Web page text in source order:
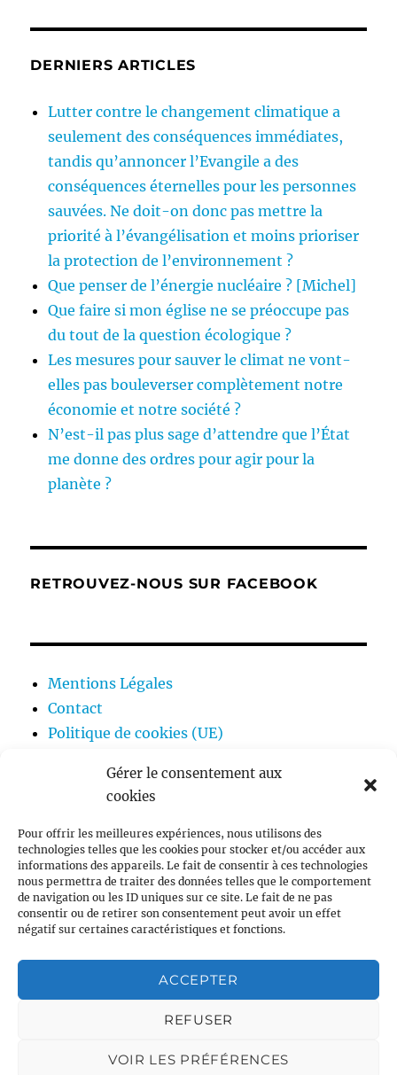
Gérer le consentement aux
cookies
Pour offrir les meilleures expériences, nous utilisons des
technologies telles que les cookies pour stocker et/ou accéder aux
informations des appareils. Le fait de consentir à ces technologies
nous permettra de traiter des données telles que le comportement
de navigation ou les ID uniques sur ce site. Le fait de ne pas
consentir ou de retirer son consentement peut avoir un effet
négatif sur certaines caractéristiques et fonctions.
ACCEPTER
REFUSER
VOIR LES PRÉFÉRENCES
DERNIERS ARTICLES
Lutter contre le changement climatique a
seulement des conséquences immédiates,
tandis qu’annoncer l’Evangile a des
conséquences éternelles pour les personnes
sauvées. Ne doit-on donc pas mettre la
priorité à l’évangélisation et moins prioriser
la protection de l’environnement ?
Que penser de l’énergie nucléaire ? [Michel]
Que faire si mon église ne se préoccupe pas
du tout de la question écologique ?
Les mesures pour sauver le climat ne vont-
elles pas bouleverser complètement notre
économie et notre société ?
N’est-il pas plus sage d’attendre que l’État
me donne des ordres pour agir pour la
planète ?
RETROUVEZ-NOUS SUR FACEBOOK
Mentions Légales
Contact
Politique de cookies (UE)
sous-
menu
Théologie
ouvrir
le
sous-
menu
Posez une question
Questions de foi et d'écologie Fièrement propulsé par